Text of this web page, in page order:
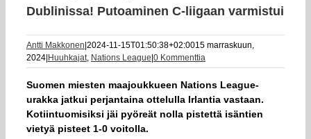
Dublinissa! Putoaminen C-liigaan varmistui
Antti Makkonen 2024-11-15T01:50:38+02:0015 marraskuun,
2024 Huuhkajat, Nations League 0 Kommenttia
Suomen miesten maajoukkueen Nations League-
urakka jatkui perjantaina ottelulla Irlantia vastaan.
Kotiintuomisiksi jäi pyöreät nolla pistettä isäntien
vietyä pisteet 1-0 voitolla.